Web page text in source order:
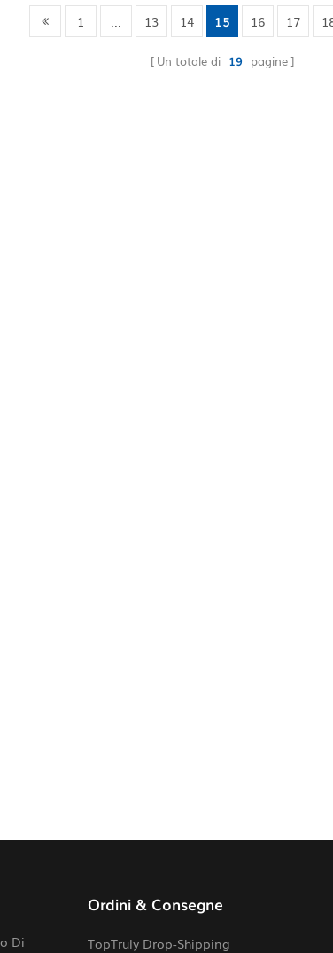
1 13 14 15 16 17
Un totale di 19 pagine
Di
Ordini & Consegne
TopTruly Drop-Shipping